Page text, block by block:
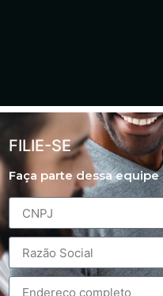
FILIE-SE
Faça parte dessa